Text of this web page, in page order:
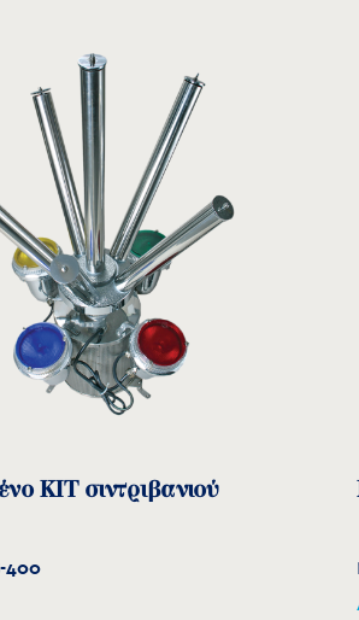
Α (mm)
KIT σιντριβανιού
400